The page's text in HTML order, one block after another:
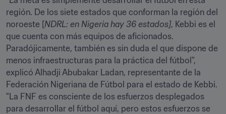
región. De los siete estados que conforman la región del
noroeste [NDRL: en Nigeria hay 36 estados], Kebbi es el
que cuenta con más equipos de aficionados.
Paradójicamente, también es sin duda el que dispone de
menos infraestructuras para la práctica del fútbol",
explicó Alhadji Abubakar Ladan, representante de la
Federación Nigeriana de Fútbol para el estado de Kebbi.
"La FNF es consciente de los esfuerzos desplegados
para desarrollar el fútbol aquí, pero estos esfuerzos se